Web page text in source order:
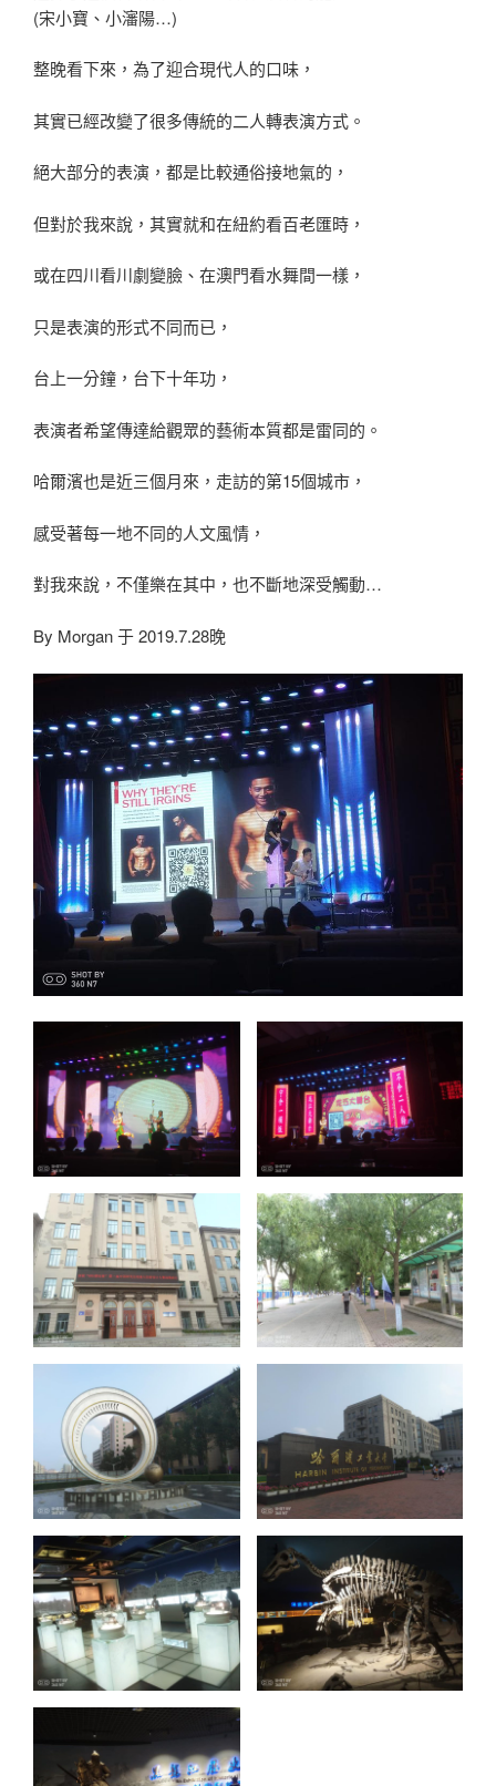
(宋小寶、小瀋陽…)
整晚看下來，為了迎合現代人的口味，
其實已經改變了很多傳統的二人轉表演方式。
絕大部分的表演，都是比較通俗接地氣的，
但對於我來說，其實就和在紐約看百老匯時，
或在四川看川劇變臉、在澳門看水舞間一樣，
只是表演的形式不同而已，
台上一分鐘，台下十年功，
表演者希望傳達給觀眾的藝術本質都是雷同的。
哈爾濱也是近三個月來，走訪的第15個城市，
感受著每一地不同的人文風情，
對我來說，不僅樂在其中，也不斷地深受觸動…
By Morgan 于 2019.7.28晚